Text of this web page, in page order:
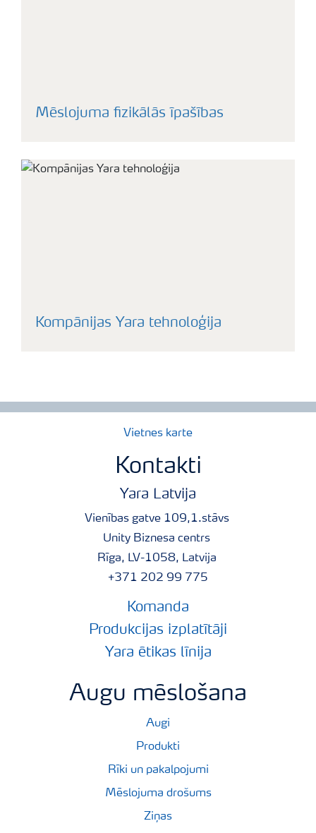
Mēslojuma fizikālās īpašības
Kompānijas Yara tehnoloģija
Vietnes karte
Kontakti
Yara Latvija
Vienības gatve 109,1.stāvs
Unity Biznesa centrs
Rīga, LV-1058, Latvija
+371 202 99 775
Komanda
Produkcijas izplatītāji
Yara ētikas līnija
Augu mēslošana
Augi
Produkti
Rīki un pakalpojumi
Mēslojuma drošums
Ziņas